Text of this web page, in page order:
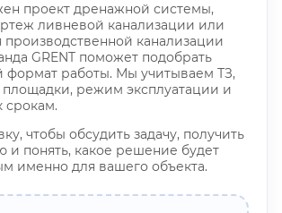
проект дренажной системы,
ливневой канализации или
канализации
GRENT поможет подобрать
формат работы. Мы учитываем ТЗ,
площадки, режим эксплуатации и
срокам.
чтобы обсудить задачу, получить
и понять, какое решение будет
именно для вашего объекта.